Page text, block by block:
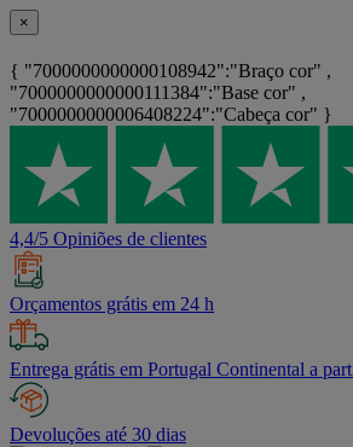
×
{ "7000000000000108942":"Braço cor" ,
"7000000000000111384":"Base cor" ,
"7000000000006408224":"Cabeça cor" }
4,4/5 Opiniões de clientes
Orçamentos grátis em 24 h
Entrega grátis em Portugal Continental a
Devoluções até 30 dias